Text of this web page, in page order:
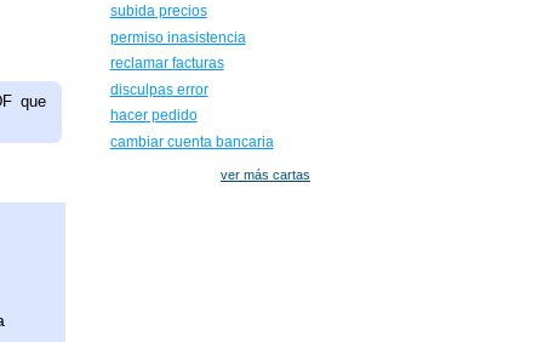
que
subida precios
permiso inasistencia
reclamar facturas
disculpas error
hacer pedido
cambiar cuenta bancaria
ver más cartas